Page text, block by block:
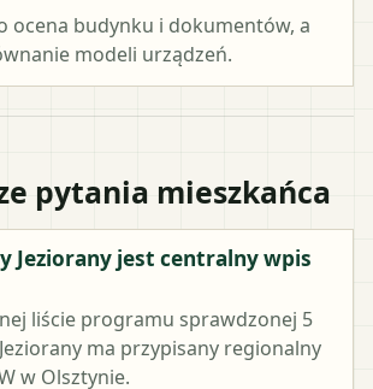
ocena budynku i dokumentów, a
modeli urządzeń.
pytania mieszkańca
Jeziorany jest centralny wpis
liście programu sprawdzonej 5
ma przypisany regionalny
w Olsztynie.